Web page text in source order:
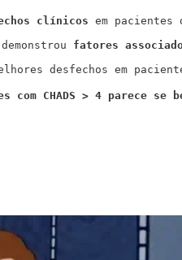
clínicos em pacientes
fatores
desfechos em
com CHADS > 4 parece